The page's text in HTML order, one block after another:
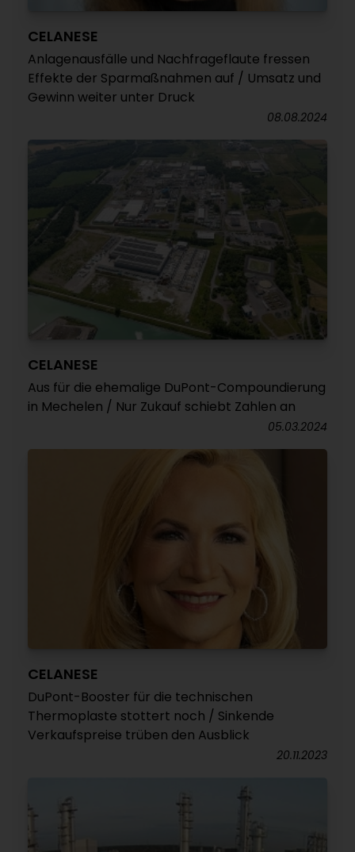
CELANESE
Anlagenausfälle und Nachfrageflaute fressen
Effekte der Sparmaßnahmen auf / Umsatz und
Gewinn weiter unter Druck
08.08.2024
CELANESE
Aus für die ehemalige DuPont-Compoundierung
in Mechelen / Nur Zukauf schiebt Zahlen an
05.03.2024
CELANESE
DuPont-Booster für die technischen
Thermoplaste stottert noch / Sinkende
Verkaufspreise trüben den Ausblick
20.11.2023